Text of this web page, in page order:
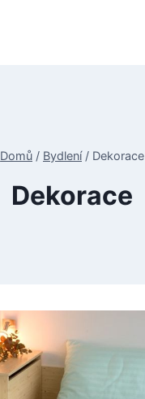
Domů / Bydlení / Dekorace
Dekorace